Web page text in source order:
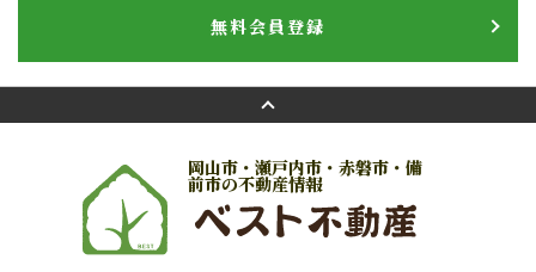
無料会員登録
岡山市・瀬戸内市・赤磐市・備
前市の不動産情報